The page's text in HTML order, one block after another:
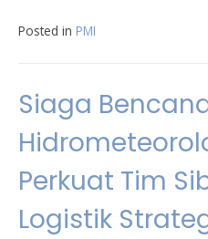
Posted in PMI
Siaga
Perkuat Tim
Logistik